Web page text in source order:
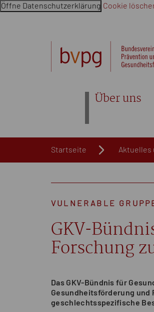
Öffne Datenschutzerklärung Cookie
Über uns
Startseite Aktuelles
VULNERABLE
GKV-
Forschung
Das GKV-Bündnis für
Gesundheitsförderung und
geschlechtsspezifische